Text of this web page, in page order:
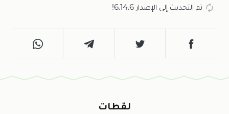
تم التحديث إلى الإصدار 6.14.6!
لقطات